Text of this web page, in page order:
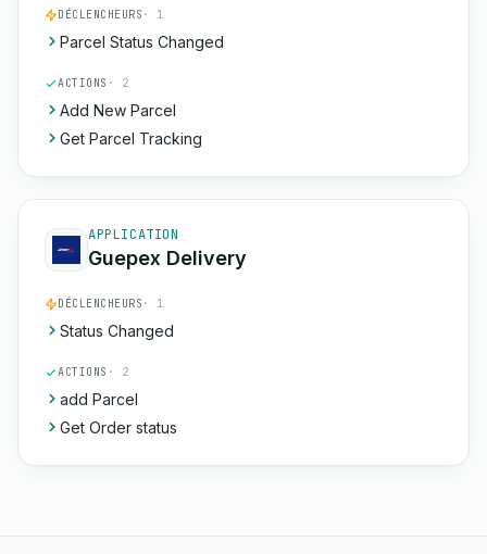
DÉCLENCHEURS · 1
Parcel Status Changed
ACTIONS · 2
Add New Parcel
Get Parcel Tracking
APPLICATION
Guepex Delivery
DÉCLENCHEURS · 1
Status Changed
ACTIONS · 2
add Parcel
Get Order status